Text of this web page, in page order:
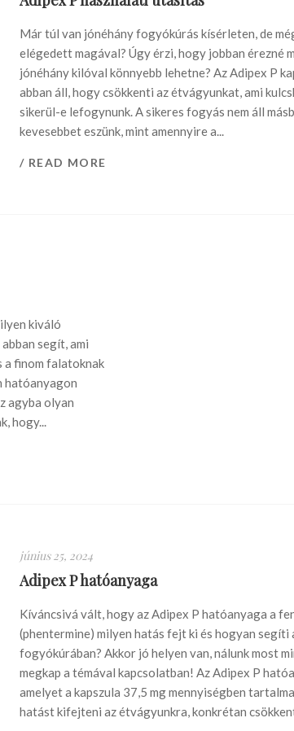
Már túl van jónéhány fogyókúrás kísérleten, de
elégedett magával? Úgy érzi, hogy jobban érezné
jónéhány kilóval könnyebb lehetne? Az Adipex P
abban áll, hogy csökkenti az étvágyunkat, ami
sikerül-e lefogynunk. A sikeres fogyás nem áll
kevesebbet eszünk, mint amennyire a...
/ READ MORE
kiváló
segít, ami
a finom falatoknak
hatóanyagon
agyba olyan
hogy...
június 25, 2024
Adipex P hatóanyaga
Kíváncsivá vált, hogy az Adipex P hatóanyaga a
(phentermine) milyen hatás fejt ki és hogyan segíti
fogyókúrában? Akkor jó helyen van, nálunk most
megkap a témával kapcsolatban! Az Adipex P
amelyet a kapszula 37,5 mg mennyiségben
hatást kifejteni az étvágyunkra, konkrétan